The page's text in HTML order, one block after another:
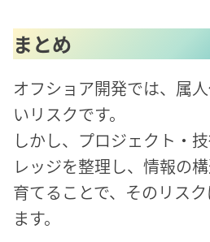
まとめ
オフショア開発では、属
いリスクです。
しかし、プロジェクト・
レッジを整理し、情報の
育てることで、そのリス
ます。